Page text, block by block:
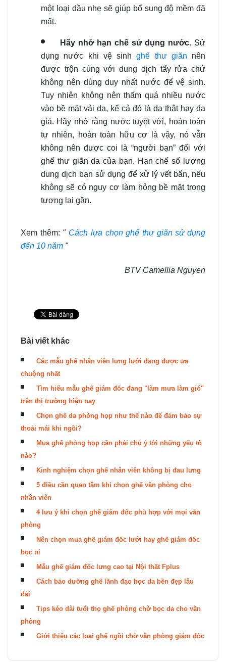
một loại dầu nhẹ sẽ giúp bổ sung độ mềm đã
mất.
Hãy nhớ hạn chế sử dụng nước. Sử
dụng nước khi vệ sinhghế thư giãn nên
được trộn cùng với dung dịch tẩy rửa chứ
không nên dùng duy nhất nước để vệ sinh.
Tuy nhiên không nên thấm quá nhiều nước
vào bề mặt vải da, kể cả đó là da thật hay da
giả. Hãy nhớ rằng nước tuyệt vời, hoàn toàn
tự nhiên, hoàn toàn hữu cơ là vậy, nó vẫn
không nên được coi là “người bạn” đối với
ghế thư giãn da của bạn. Hạn chế số lượng
dung dịch bạn sử dụng để xử lý vết bẩn, nếu
không sẽ có nguy cơ làm hỏng bề mặt trong
tương lai gần.
Xem thêm: " Cách lựa chọn ghế thư giãn sử dụng
đến 10 năm "
BTV Camellia Nguyen
Bài viết khác
Các mẫu ghế nhân viên lưng lưới đang được ưa
chuộng nhất
Tìm hiểu mẫu ghế giám đốc đang "làm mưa làm gió"
trên thị trường hiện nay
Chọn ghế da phòng họp như thế nào để đảm bảo sự
thoải mái khi ngồi?
Mua ghế phòng họp cần phải chú ý tới những yếu tố
nào?
Kinh nghiệm chọn ghế nhân viên không bị đau lưng
5 điều cần quan tâm khi chọn ghế văn phòng cho
nhân viên
4 lưu ý khi chọn ghế giám đốc phù hợp với mọi văn
phòng
Nên chọn mua ghế giám đốc lưới hay ghế giám đốc
bọc nỉ
Mẫu ghế giám đốc lưng cao tại Nội thất Fplus
Cách bảo dưỡng ghế lãnh đạo bọc da bền đẹp lâu
dài
Tips kéo dài tuổi thọ ghế phòng chờ bọc da cho văn
phòng
Giới thiệu các loại ghế ngồi chờ văn phòng giám đốc